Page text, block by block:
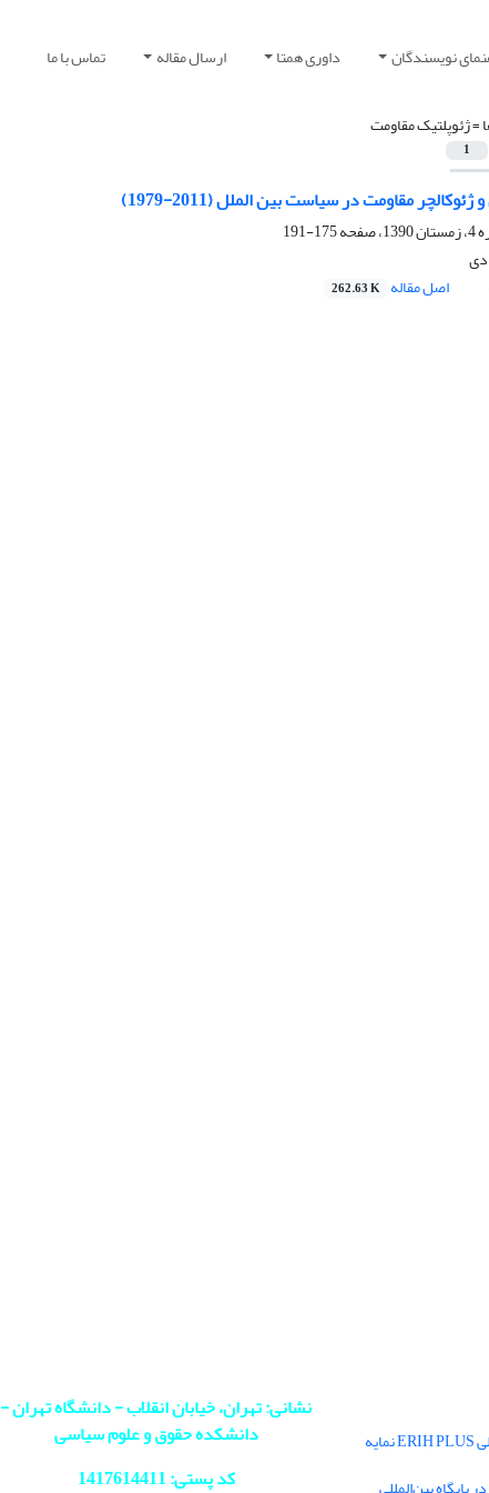
نویسندگان داوری همتا ارسال مقاله تماس با ما
=ژئوپلتیک مقاومت
1
ژئوکالچر مقاومت در سیاست بین الملل (2011-1979)
175-191
اصل مقاله 262.63 K
فصلنامه سیاست در پایگاه بین‌المللی ERIH PLUS نمایه
نشانی: تهران، خیابان انقلاب - دانشگاه تهران -
دانشکده حقوق و علوم سیاسی
کد پستی: 1417614411